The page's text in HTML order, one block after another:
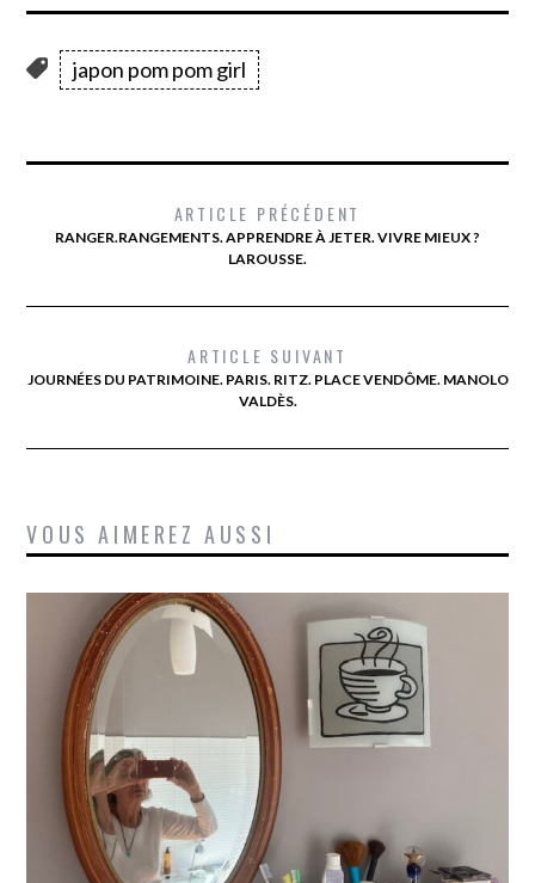
japon pom pom girl
ARTICLE PRÉCÉDENT
RANGER.RANGEMENTS. APPRENDRE À JETER. VIVRE MIEUX ?
LAROUSSE.
ARTICLE SUIVANT
JOURNÉES DU PATRIMOINE. PARIS. RITZ. PLACE VENDÔME. MANOLO
VALDÈS.
VOUS AIMEREZ AUSSI